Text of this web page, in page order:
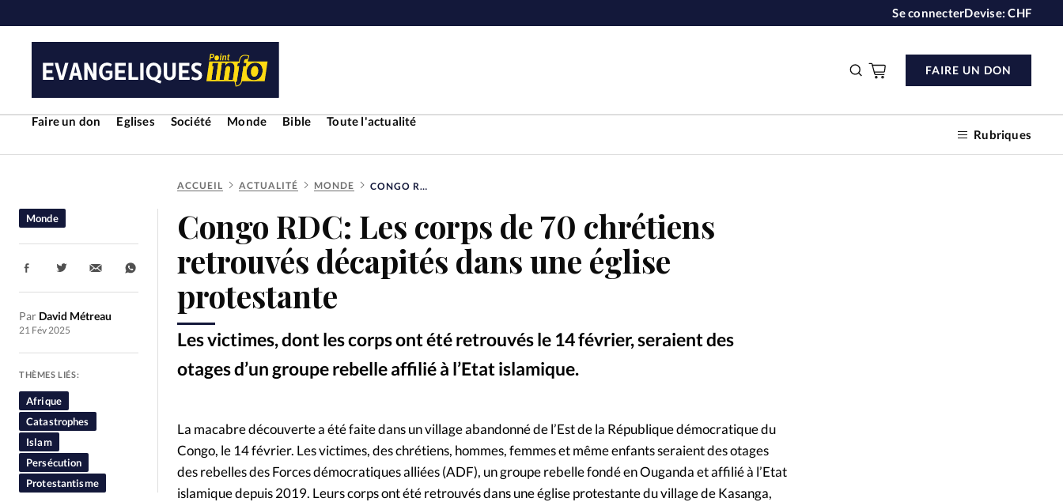
Se connecterDevise:CHF
Faire un don Eglises Société Monde Bible
Toute l'actualité
Rubriques
FAIRE UN DON
RUBRIQUES
Toute l'actualité Bible
Culture
Economie
Eglises Histoire
Liberté religieuse
Mission
Monde
People
Politique Religions Société
Faire un don
La rédaction
Changement d'adresse
Nous contacter
ACCUEIL ACTUALITÉ MONDE CONGO RDC: LES CORPS DE 70 CHRÉTIENS RETROUVÉS DÉCAPITÉS DANS UNE ÉGLISE PROTESTANTE
Congo RDC: Les corps de 70 chrétiens
retrouvés décapités dans une église
protestante
Les victimes, dont les corps ont été retrouvés le 14 février, seraient des
otages d’un groupe rebelle affilié à l’Etat islamique.
Monde
Par David Métreau
21 Fév 2025
Partager:
THÈMES LIÉS:
Afrique
Catastrophes
Islam
Persécution
Protestantisme
La macabre découverte a été faite dans un village abandonné de l’Est de la République démocratique du
Congo, le 14 février. Les victimes, des chrétiens, hommes, femmes et même enfants seraient des otages
des rebelles des Forces démocratiques alliées (ADF), un groupe rebelle fondé en Ouganda et affilié à l’Etat
islamique depuis 2019. Leurs corps ont été retrouvés dans une église protestante du village de Kasanga,